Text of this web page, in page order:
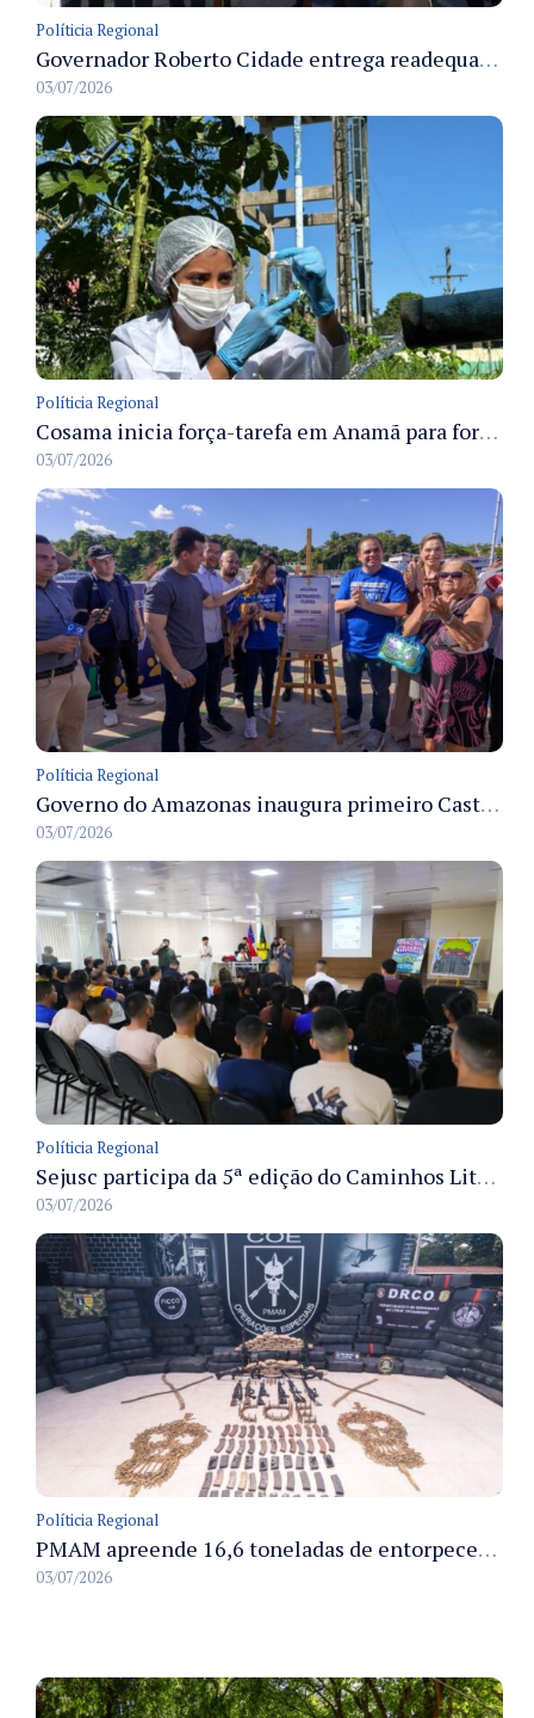
Políticia Regional
Governador Roberto Cidade entrega readequação do ambulatório da FCecon e amplia capacidade de atendimento oncológico em Manaus
03/07/2026
Políticia Regional
Cosama inicia força-tarefa em Anamã para fortalecer abastecimento de água e segurança hídrica da população
03/07/2026
Políticia Regional
Governo do Amazonas inaugura primeiro Castramóvel Fluvial para atendimento veterinário às comunidades ribeirinhas e castração gratuita
03/07/2026
Políticia Regional
Sejusc participa da 5ª edição do Caminhos Literários com foco na cultura hip-hop nas unidades socioeducativas
03/07/2026
Políticia Regional
PMAM apreende 16,6 toneladas de entorpecentes e registra aumento nas prisões em flagrante e nas capturas de foragidos no primeiro semestre de 2026
03/07/2026